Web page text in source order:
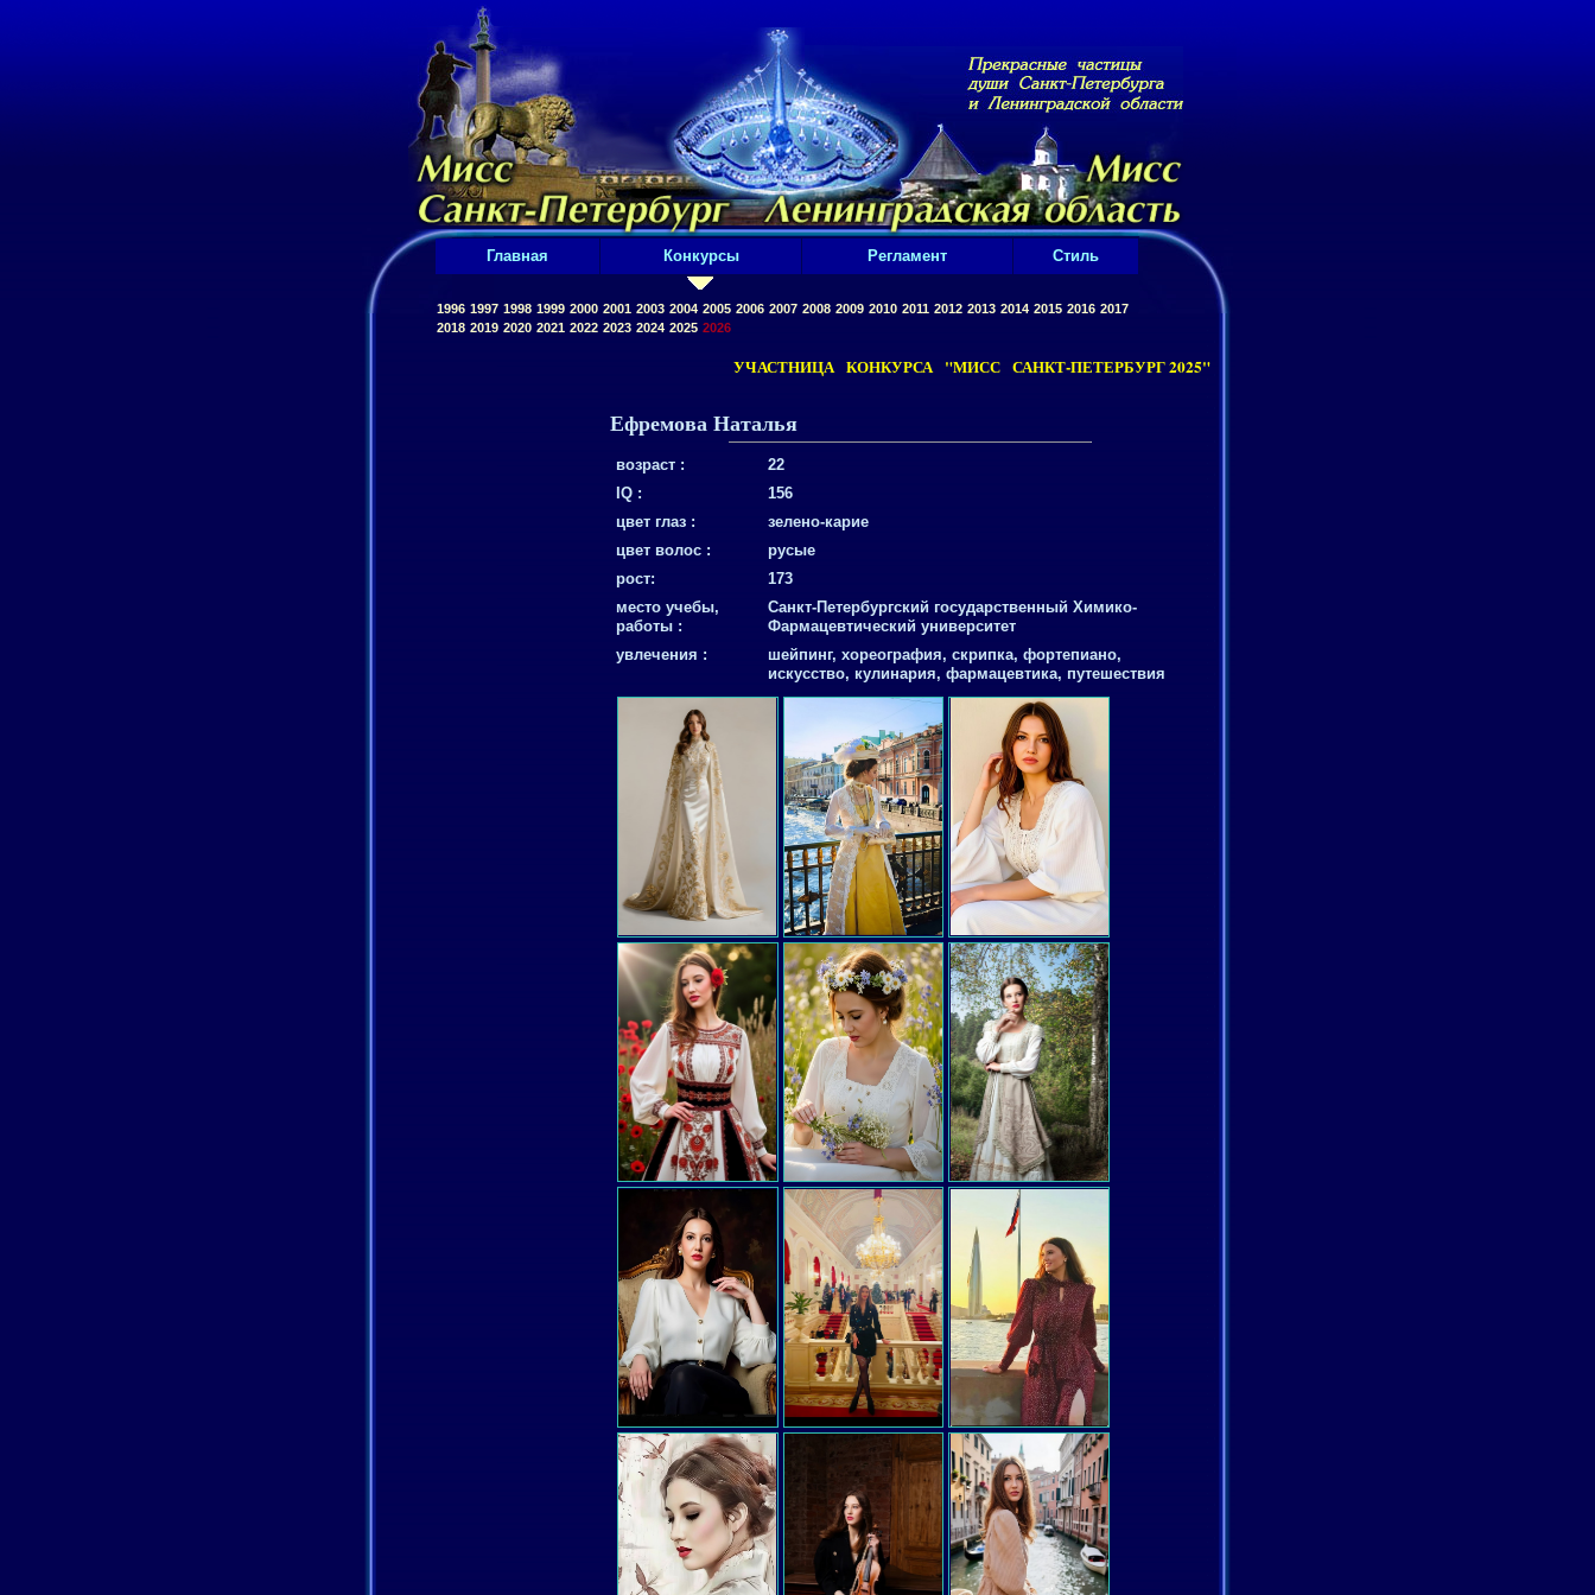
Главная Конкурсы Регламент Стиль
1996 1997 1998 1999 2000 2001 2003 2004 2005 2006 2007 2008 2009 2010 2011 2012 2013 2014 2015 2016 2017
2018 2019 2020 2021 2022 2023 2024 2025 2026
УЧАСТНИЦА КОНКУРСА "МИСС САНКТ-ПЕТЕРБУРГ 2025"
Ефремова Наталья
возраст :
22
IQ :
156
цвет глаз :
зелено-карие
цвет волос :
русые
рост:
173
место учебы,
работы :
Санкт-Петербургский государственный Химико-
Фармацевтический университет
увлечения :
шейпинг, хореография, скрипка, фортепиано,
искусство, кулинария, фармацевтика, путешествия